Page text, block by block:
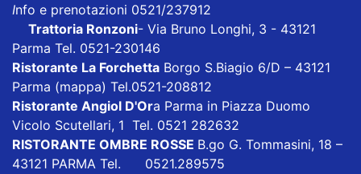
Info e prenotazioni 0521/237912
Trattoria Ronzoni- Via Bruno Longhi, 3 - 43121
Parma Tel. 0521-230146
Ristorante La Forchetta Borgo S.Biagio 6/D – 43121
Parma (mappa) Tel.0521-208812
Ristorante Angiol D'Ora Parma in Piazza Duomo
Vicolo Scutellari, 1 Tel. 0521 282632
RISTORANTE OMBRE ROSSE B.go G. Tommasini, 18 –
43121 PARMA Tel. 0521.289575